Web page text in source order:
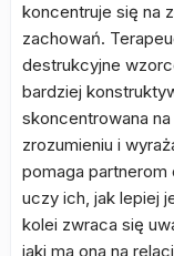
koncentruje się na
zachowań.
destrukcyjne
bardziej
skoncentrowana
zrozumieniu i
pomaga
uczy ich, jak lepiej
kolei zwraca się
jaki ma ona na